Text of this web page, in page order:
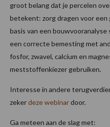
groot belang dat je percelen
betekent: zorg dragen voor
basis van een
een correcte bemesting met
fosfor, zwavel, calcium en
meststoffenkiezer gebruiken.
Interesse in andere
zekerdeze webinardoor.
Ga meteen aan de slag met: